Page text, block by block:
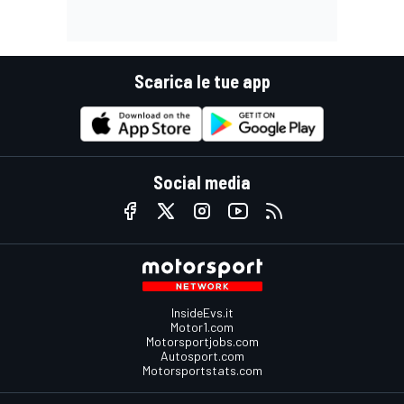
Scarica le tue app
Social media
InsideEvs.it
Motor1.com
Motorsportjobs.com
Autosport.com
Motorsportstats.com